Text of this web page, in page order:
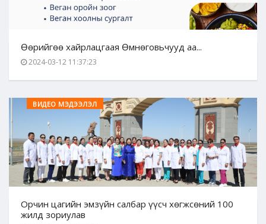
Өөрийгөө хайрлацгаая Өмнөговьчууд аа...
2024-03-12 11:37:23
ВИДЕО МЭДЭЭЛЭЛ
Орчин цагийн эмзүйн салбар үүсч хөгжсөний 100
жилд зориулав